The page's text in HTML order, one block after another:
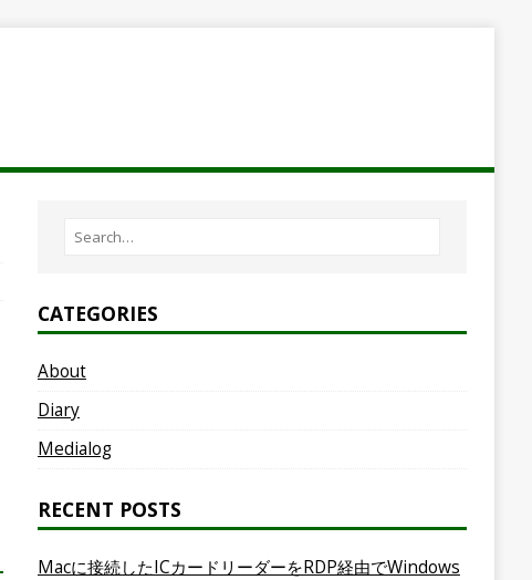
CATEGORIES
About
Diary
Medialog
RECENT POSTS
Macに接続したICカードリーダーをRDP経由でWindows